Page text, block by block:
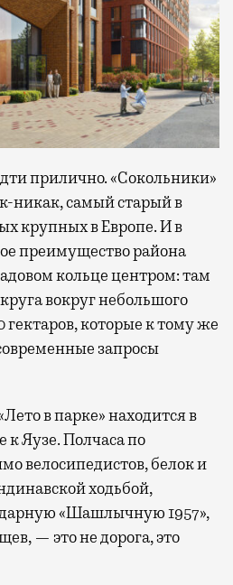
прилично. «Сокольники»
никак, самый старый в
крупных в Европе. И в
преимущество района
кольце центром: там
вокруг небольшого
которые к тому же
запросы
в парке» находится в
к Яузе. Полчаса по
велосипедистов, белок и
ходьбой,
«Шашлычную 1957»,
— это не дорога, это